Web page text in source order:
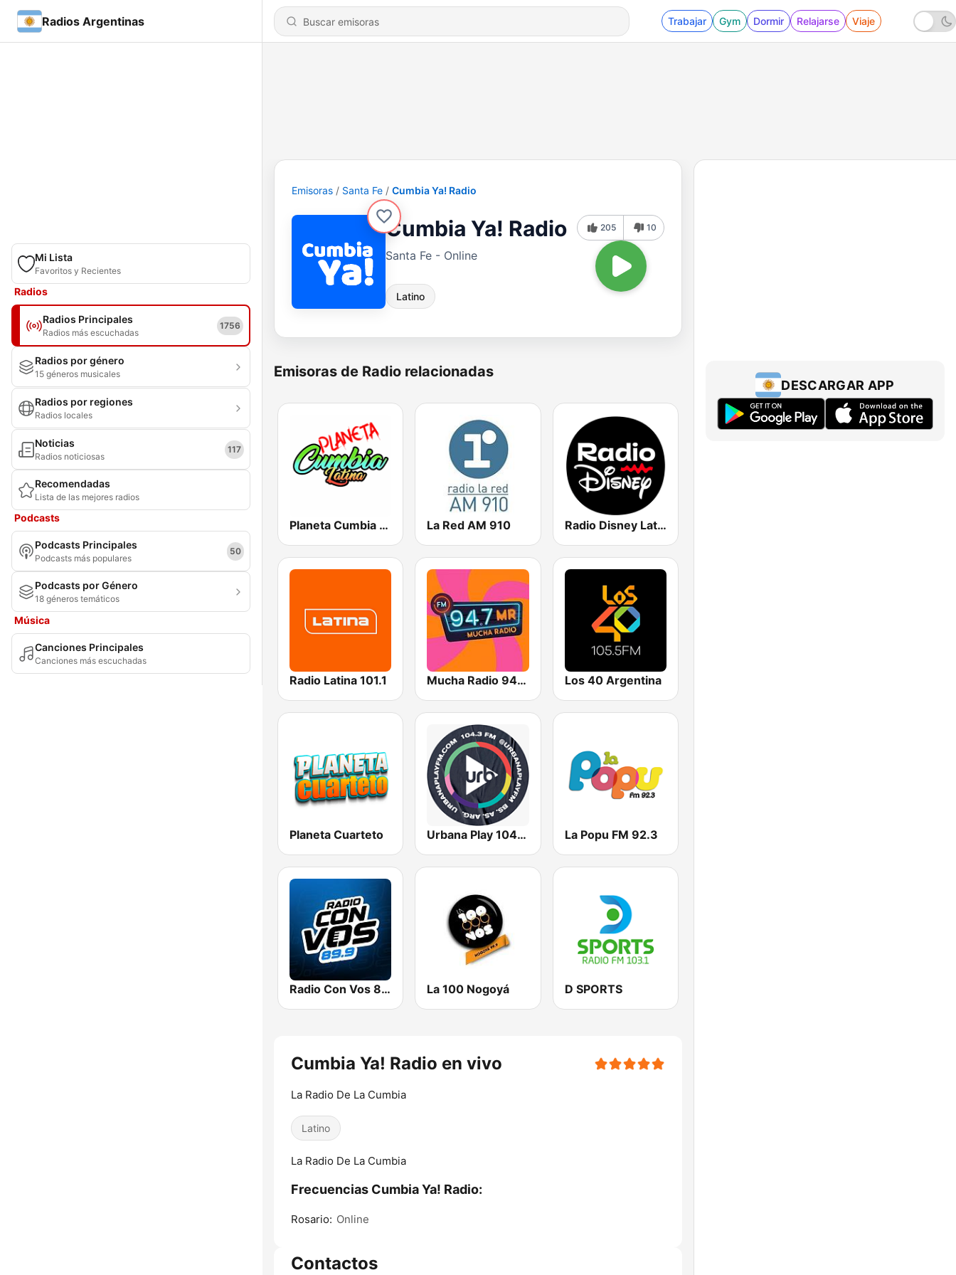
Radios Argentinas Trabajar Gym Dormir Relajarse Viaje
Mi Lista
Favoritos y Recientes
Radios
Radios Principales
Radios más escuchadas
1756
Radios por género
15 géneros musicales
Radios por regiones
Radios locales
Noticias
Radios noticiosas
117
Recomendadas
Lista de las mejores radios
Podcasts
Podcasts Principales
Podcasts más populares
50
Podcasts por Género
18 géneros temáticos
Música
Canciones Principales
Canciones más escuchadas
Emisoras Santa Fe Cumbia Ya! Radio
Cumbia Ya! Radio
Santa Fe - Online
Latino
205 10
Emisoras de Radio relacionadas
Planeta Cumbia Latina La Red AM 910 Radio Disney Latinoamérica
Radio Latina 101.1 Mucha Radio 94.7 FM Los 40 Argentina
Planeta Cuarteto Urbana Play 104.3 FM La Popu FM 92.3
Radio Con Vos 89.9 La 100 Nogoyá D SPORTS
Cumbia Ya! Radio en vivo
La Radio De La Cumbia
Latino
La Radio De La Cumbia
Frecuencias Cumbia Ya! Radio:
Rosario: Online
Contactos
DESCARGAR APP